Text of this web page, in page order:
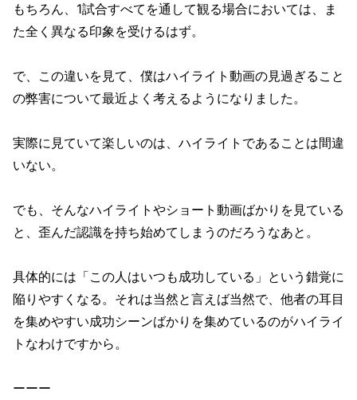
もちろん、1試合すべてを通して観る場合においては、ま
た全く異なる印象を受けるはず。
で、この違いを見て、僕はハイライト動画の見過ぎること
の弊害について最近よく考えるようになりました。
実際に見ていて楽しいのは、ハイライトであることは間違
いない。
でも、そんなハイライトやショート動画ばかりを見ている
と、歪んだ認識を持ち始めてしまうのだろうなあと。
具体的には「この人はいつも成功している」という錯覚に
陥りやすくなる。それは当然と言えば当然で、他者の耳目
を集めやすい成功シーンばかりを集めているのがハイライ
トなわけですから。
ーーー